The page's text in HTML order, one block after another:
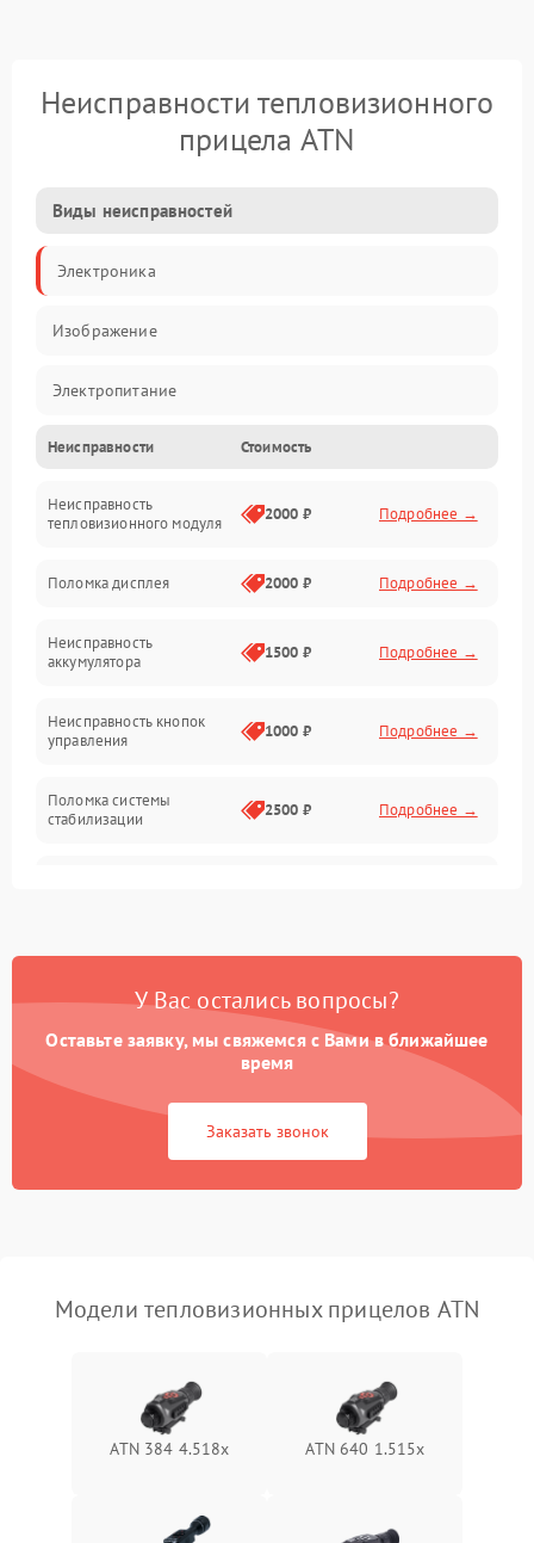
Неисправности тепловизионного
прицела ATN
Виды неисправностей
Электроника
Изображение
Электропитание
Измерения
Матрица
Неисправности Стоимость
Неисправность
тепловизионного модуля
2000 ₽ Подробнее →
Поломка дисплея 2000 ₽ Подробнее →
Неисправность
аккумулятора
1500 ₽ Подробнее →
Неисправность кнопок
управления
1000 ₽ Подробнее →
Поломка системы
стабилизации
2500 ₽ Подробнее →
Неисправность системы
Поломка системы GPS 2000 ₽ Подробнее →
Повреждение системы
защиты от перегрузок
1500 ₽
автоматического
1500 ₽ Подробнее →
Неисправность системы
защиты от
1500 ₽ Подробнее →
Неисправность системы
Подробнее →
У Вас остались вопросы?
Оставьте заявку, мы свяжемся с Вами в ближайшее
время
Заказать звонок
Модели тепловизионных прицелов ATN
ATN 384 4.518x ATN 640 1.515x